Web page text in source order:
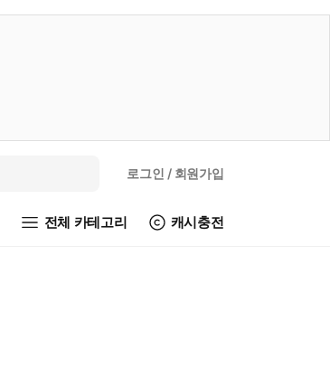
로그인 / 회원가입
전체 카테고리 캐시충전